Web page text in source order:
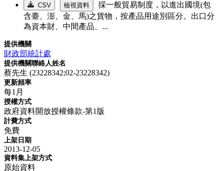
CSV 檢視資料
採一般貿易制度，以進出國境(包
含臺、澎、金、馬)之貨物，按產品用途別區分。出口分
為資本財、中間產品、...
提供機關
財政部統計處
提供機關聯絡人姓名
蔡先生 (23228342;02-23228342)
更新頻率
每1月
授權方式
政府資料開放授權條款-第1版
計費方式
免費
上架日期
2013-12-05
資料集上架方式
原始資料